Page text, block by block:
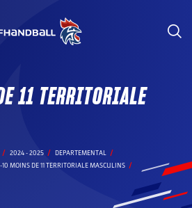
11 TERRITORIALE
2024 - 2025
DEPARTEMENTAL
10 MOINS DE 11 TERRITORIALE MASCULINS